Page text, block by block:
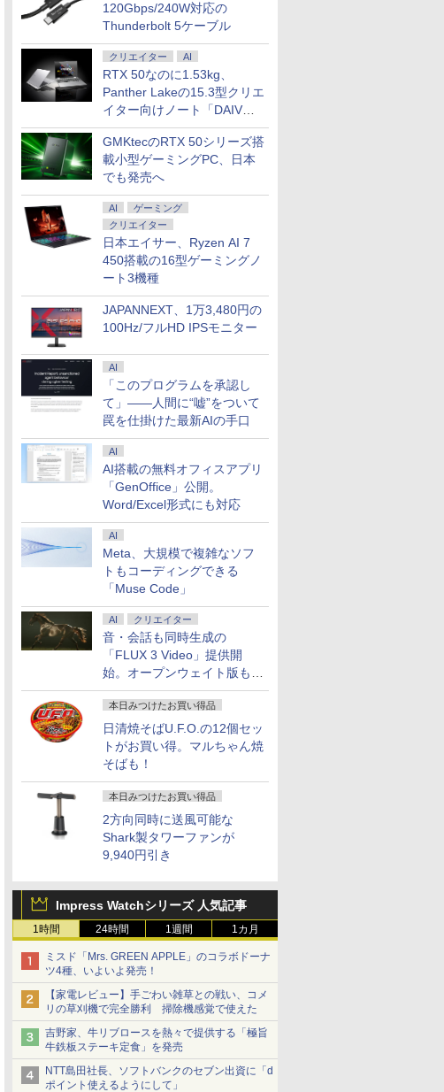
120Gbps/240W対応の
Thunderbolt 5ケーブル
クリエイター AI
RTX 50なのに1.53kg、
Panther Lakeの15.3型クリエ
イター向けノート「DAIV
Z5」
GMKtecのRTX 50シリーズ搭
載小型ゲーミングPC、日本
でも発売へ
AI
ゲーミング
クリエイター
日本エイサー、Ryzen AI 7
450搭載の16型ゲーミングノ
ート3機種
JAPANNEXT、1万3,480円の
100Hz/フルHD IPSモニター
AI
「このプログラムを承認し
て」――人間に“嘘”をついて
罠を仕掛けた最新AIの手口
AI
AI搭載の無料オフィスアプリ
「GenOffice」公開。
Word/Excel形式にも対応
AI
Meta、大規模で複雑なソフ
トもコーディングできる
「Muse Code」
AI クリエイター
音・会話も同時生成の
「FLUX 3 Video」提供開
始。オープンウェイト版も計
画
本日みつけたお買い得品
日清焼そばU.F.O.の12個セッ
トがお買い得。マルちゃん焼
そばも！
本日みつけたお買い得品
2方向同時に送風可能な
Shark製タワーファンが
9,940円引き
Impress Watchシリーズ 人気記事
1時間 24時間 1週間 1カ月
ミスド「Mrs. GREEN APPLE」のコラボドーナ
ツ4種、いよいよ発売！
【家電レビュー】手ごわい雑草との戦い、コメ
リの草刈機で完全勝利 掃除機感覚で使えた
吉野家、牛リブロースを熱々で提供する「極旨
牛鉄板ステーキ定食」を発売
NTT島田社長、ソフトバンクのセブン出資に「d
ポイント使えるようにして」